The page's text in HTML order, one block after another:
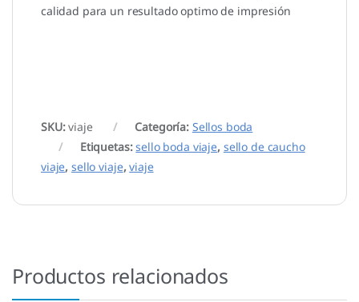
calidad para un resultado optimo de impresión
SKU:viaje Categoría: Sellos boda
Etiquetas:sello boda viaje, sello de caucho
viaje,sello viaje,viaje
Productos relacionados